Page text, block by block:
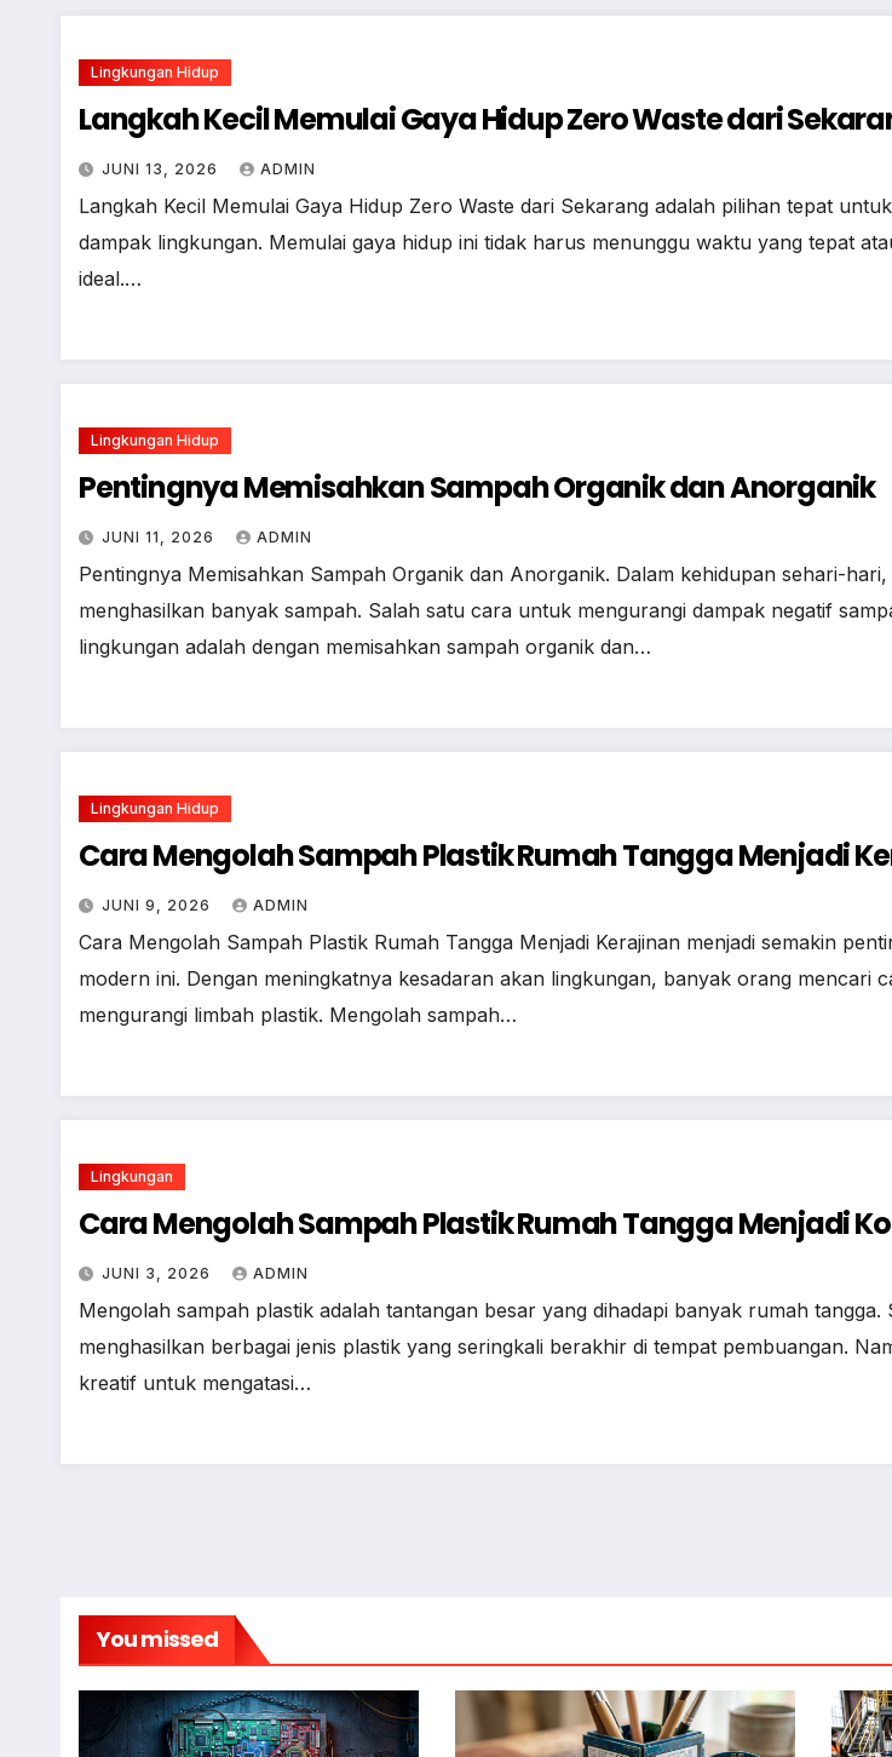
Lingkungan Hidup
Langkah Kecil Memulai Gaya Hidup Zero Waste dari
JUNI 13, 2026 ADMIN
Langkah Kecil Memulai Gaya Hidup Zero Waste dari Sekarang adalah pilihan tepat
dampak lingkungan. Memulai gaya hidup ini tidak harus menunggu waktu yang tepat
ideal.…
Lingkungan Hidup
Pentingnya Memisahkan Sampah Organik dan Anorganik
JUNI 11, 2026 ADMIN
Pentingnya Memisahkan Sampah Organik dan Anorganik. Dalam kehidupan sehari-
menghasilkan banyak sampah. Salah satu cara untuk mengurangi dampak negatif
lingkungan adalah dengan memisahkan sampah organik dan…
Lingkungan Hidup
Cara Mengolah Sampah Plastik Rumah Tangga Menjadi
JUNI 9, 2026 ADMIN
Cara Mengolah Sampah Plastik Rumah Tangga Menjadi Kerajinan menjadi semakin
modern ini. Dengan meningkatnya kesadaran akan lingkungan, banyak orang mencari
mengurangi limbah plastik. Mengolah sampah…
Lingkungan
Cara Mengolah Sampah Plastik Rumah Tangga Menjadi
JUNI 3, 2026 ADMIN
Mengolah sampah plastik adalah tantangan besar yang dihadapi banyak rumah tangga.
menghasilkan berbagai jenis plastik yang seringkali berakhir di tempat pembuangan.
kreatif untuk mengatasi…
You missed